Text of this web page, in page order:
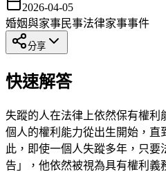
2026-04-05
婚姻與家事民事法律家事事件
分享
快速解答
失蹤的人在法律上依然保有權利
個人的權利能力從出生開始，直
此，即使一個人失蹤多年，只要
告」，他依然被視為具有權利